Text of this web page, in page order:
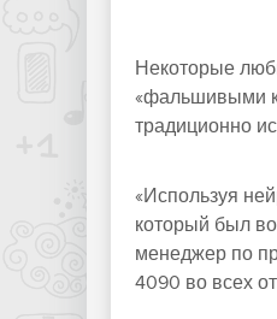
Некоторые
«фальшивыми
традиционно
«Используя
который был
менеджер по
4090 во всех